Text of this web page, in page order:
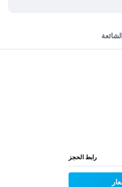
رابط الحجز